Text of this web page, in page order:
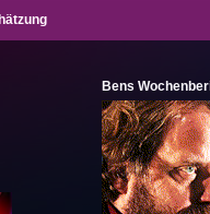
Bens